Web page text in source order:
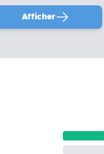
Afficher